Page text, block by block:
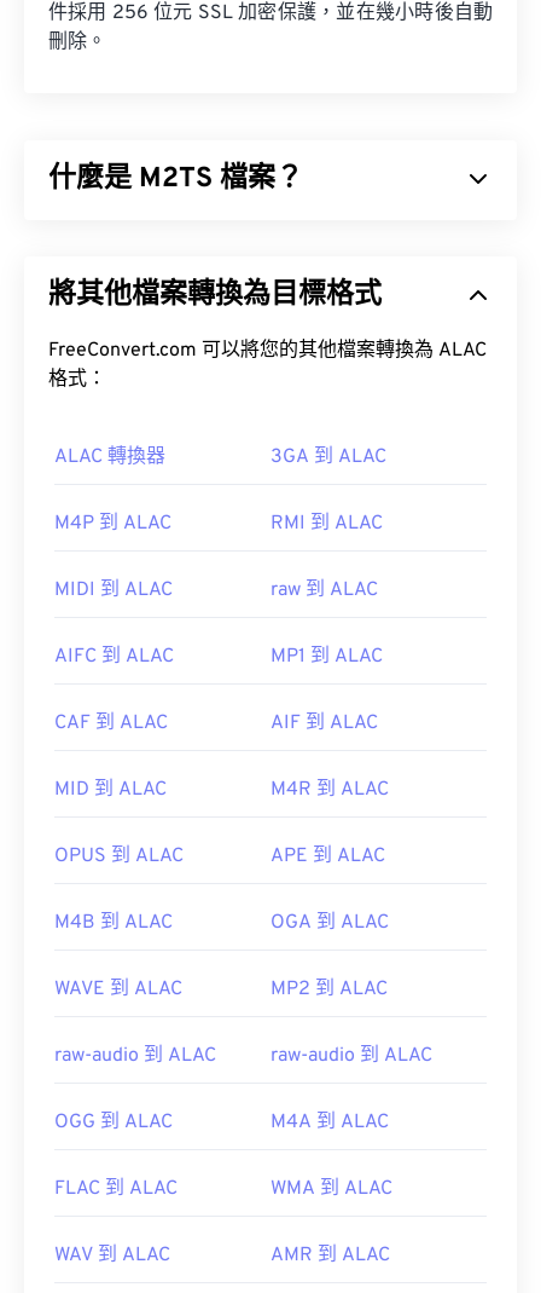
件採用 256 位元 SSL 加密保護，並在幾小時後自動
刪除。
什麼是 M2TS 檔案？
訊和電影檔案類型，通常用於儲存藍光光碟上的加密
體播放。
有多種方法可以開啟 M2TS 檔案。在 Windows 系統
Browser 軟體。
首次發布：2006年
https://www.lifewire.com/m2ts-file
將其他檔案轉換為目標格式
FreeConvert.com 可以將您的其他檔案轉換為 ALAC
格式：
ALAC 轉換器 3GA 到 ALAC
M4P 到 ALAC RMI 到 ALAC
MIDI 到 ALAC raw 到 ALAC
AIFC 到 ALAC MP1 到 ALAC
CAF 到 ALAC AIF 到 ALAC
MID 到 ALAC M4R 到 ALAC
OPUS 到 ALAC APE 到 ALAC
M4B 到 ALAC OGA 到 ALAC
WAVE 到 ALAC MP2 到 ALAC
raw-audio 到 ALAC raw-audio 到 ALAC
OGG 到 ALAC M4A 到 ALAC
FLAC 到 ALAC WMA 到 ALAC
WAV 到 ALAC AMR 到 ALAC